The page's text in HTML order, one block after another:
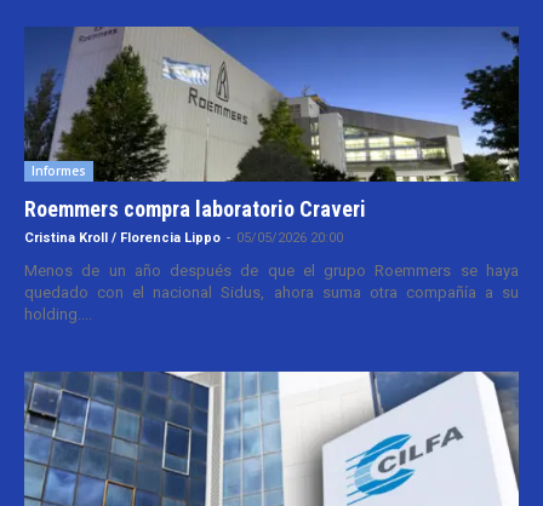
Informes
Roemmers compra laboratorio Craveri
Cristina Kroll / Florencia Lippo - 05/05/2026 20:00
Menos de un año después de que el grupo Roemmers se haya
quedado con el nacional Sidus, ahora suma otra compañía a su
holding....